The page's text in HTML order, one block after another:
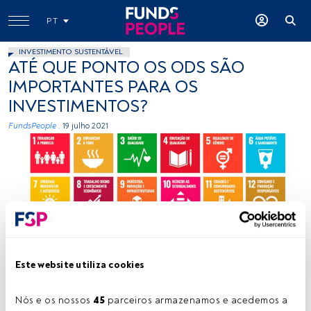
Este website utiliza cookies
Nós e os nossos 45 parceiros armazenamos e acedemos a
PT
INVESTIMENTO SUSTENTÁVEL
ATÉ QUE PONTO OS ODS SÃO
IMPORTANTES PARA OS
INVESTIMENTOS?
FundsPeople . 19 julho 2021
Tempo de leitura: 1 min.